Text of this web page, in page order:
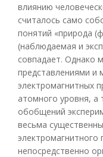
влиянию
считалось само
понятий «природа
(наблюдаемая и
совпадает. Однако
представлениями и
электромагнитных
атомного уровня, а
обобщений
весьма
электромагнитного
непосредственно